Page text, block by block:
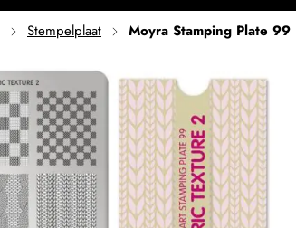
Stempelplaat Moyra Stamping Plate